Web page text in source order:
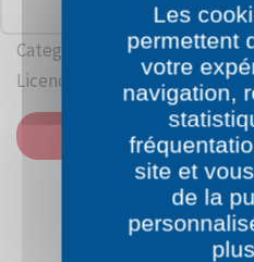
Category: Attack on Titan
Licence: Hajime Isayama -
Les
permettent
votre
navigation,
site et
de la